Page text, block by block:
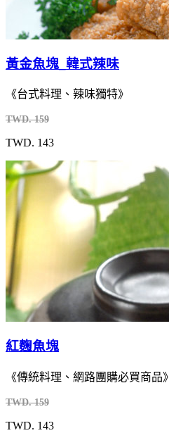
黃金魚塊_韓式辣味
《台式料理、辣味獨特》
TWD. 159
TWD. 143
紅麴魚塊
《傳統料理、網路團購必買商品》
TWD. 159
TWD. 143